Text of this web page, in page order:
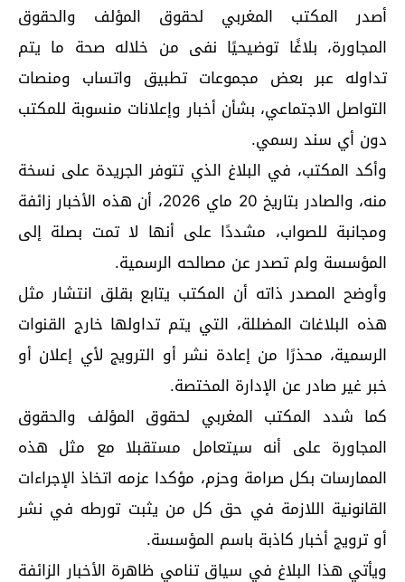
أصدر المكتب المغربي لحقوق المؤلف والحقوق
المجاورة، بلاغًا توضيحيًا نفى من خلاله صحة ما يتم
تداوله عبر بعض مجموعات تطبيق واتساب ومنصات
التواصل الاجتماعي، بشأن أخبار وإعلانات منسوبة للمكتب
دون أي سند رسمي.
وأكد المكتب، في البلاغ الذي تتوفر الجريدة على نسخة
منه، والصادر بتاريخ 20 ماي 2026، أن هذه الأخبار زائفة
ومجانبة للصواب، مشددًا على أنها لا تمت بصلة إلى
المؤسسة ولم تصدر عن مصالحه الرسمية.
وأوضح المصدر ذاته أن المكتب يتابع بقلق انتشار مثل
هذه البلاغات المضللة، التي يتم تداولها خارج القنوات
الرسمية، محذرًا من إعادة نشر أو الترويج لأي إعلان أو
خبر غير صادر عن الإدارة المختصة.
كما شدد المكتب المغربي لحقوق المؤلف والحقوق
المجاورة على أنه سيتعامل مستقبلا مع مثل هذه
الممارسات بكل صرامة وحزم، مؤكدا عزمه اتخاذ الإجراءات
القانونية اللازمة في حق كل من يثبت تورطه في نشر
أو ترويج أخبار كاذبة باسم المؤسسة.
ويأتي هذا البلاغ في سياق تنامي ظاهرة الأخبار الزائفة